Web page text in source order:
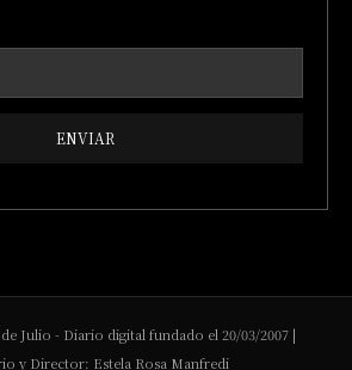
ENVIAR
Julio - Diario digital fundado el 20/03/2007 |
y Director: Estela Rosa Manfredi